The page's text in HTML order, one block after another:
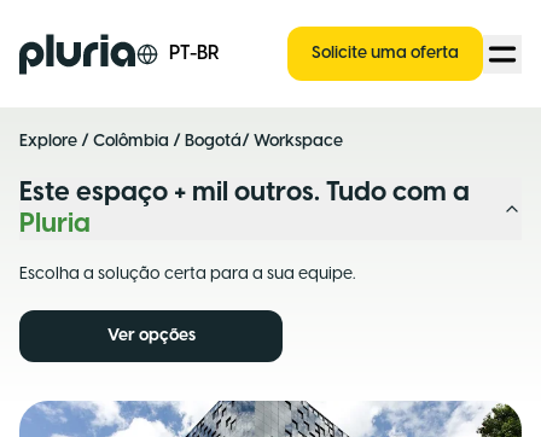
Logo Pluria PT-BR Solicite uma oferta
Explore / Colômbia / Bogotá/ Workspace
Este espaço + mil outros. Tudo com a
Pluria
Escolha a solução certa para a sua equipe.
Ver opções